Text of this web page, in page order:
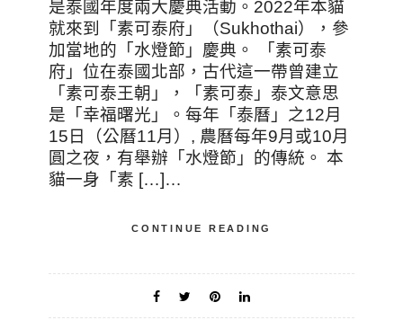
是泰國年度兩大慶典活動。2022年本貓
就來到「素可泰府」（Sukhothai），參
加當地的「水燈節」慶典。 「素可泰
府」位在泰國北部，古代這一帶曾建立
「素可泰王朝」，「素可泰」泰文意思
是「幸福曙光」。每年「泰曆」之12月
15日（公曆11月）, 農曆每年9月或10月
圓之夜，有舉辦「水燈節」的傳統。 本
貓一身「素 […]…
CONTINUE READING